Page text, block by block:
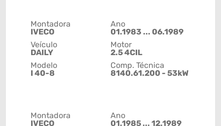
Montadora
IVECO
Veículo
DAILY
Modelo
I 40-8
Ano
01.1983 ... 06.1989
Motor
2.5 4CIL
Comp. Técnica
8140.61.200 - 53kW
Montadora
IVECO
Ano
01.1985 ... 12.1989